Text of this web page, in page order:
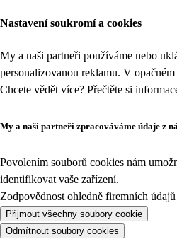
Nastavení soukromí a cookies
My a naši partneři používáme nebo
personalizovanou reklamu. V
Chcete vědět více? Přečtěte si
My a naši partneři zpracováváme údaje z
Povolením souborů cookies nám
identifikovat vaše zařízení.
Zodpovědnost ohledně firemních údajů
Přijmout všechny soubory cookie
Odmítnout soubory cookies